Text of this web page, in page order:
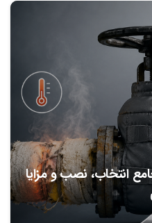
انتخاب، نصب و مزایا